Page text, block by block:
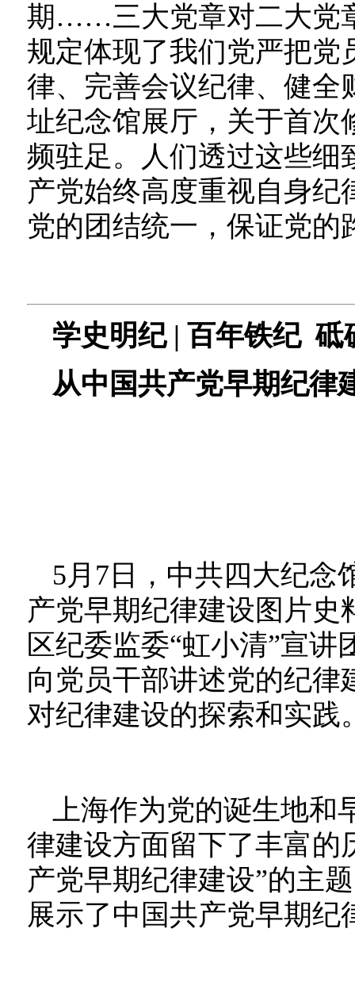
期……三大党章对二大党
规定体现了我们党严把党
律、完善会议纪律、健全
址纪念馆展厅，关于首次
频驻足。人们透过这些细
产党始终高度重视自身
党的团结统一，保证党的
学史明纪 | 百年铁纪 砥
从中国共产党早期纪律
5月7日，中共四大纪
产党早期纪律建设图片
区纪委监委“虹小清”宣
向党员干部讲述党的纪
对纪律建设的探索和实践
上海作为党的诞生地和
律建设方面留下了丰富的
产党早期纪律建设”的主
展示了中国共产党早期纪